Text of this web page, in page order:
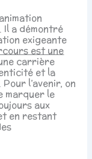
Il a démontré
exigeante
est une
carrière
et la
l’avenir, on
marquer le
aux
en restant